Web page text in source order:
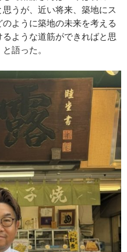
うが、近い将来、築地にス
ように築地の未来を考える
ような道筋ができればと思
語った。